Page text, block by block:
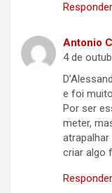
Responder
Antonio
4 de
e foi
Por ser
meter,
criar algo
Responder